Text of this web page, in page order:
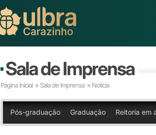
Sala de Imprensa
Página Inicial » Sala de Imprensa » Notícia
Pós-graduação Graduação Reitoria em